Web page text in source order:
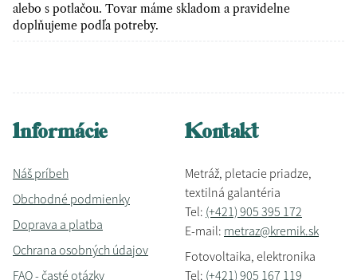
alebo s potlačou. Tovar máme skladom a pravidelne
doplňujeme podľa potreby.
Informácie
Náš príbeh
Obchodné podmienky
Doprava a platba
Ochrana osobných údajov
FAQ - časté otázky
Kontakt
Metráž, pletacie priadze,
textilná galantéria
Tel: (+421) 905 395 172
E-mail: metraz@kremik.sk
Fotovoltaika, elektronika
Tel: (+421) 905 167 119